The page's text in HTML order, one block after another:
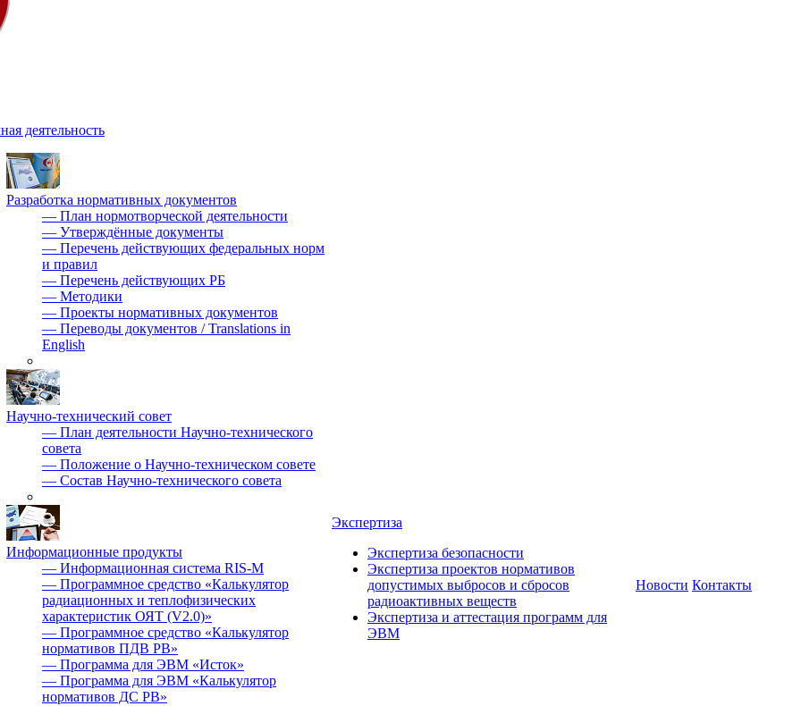
деятельность
Разработка нормативных документов
— План нормотворческой деятельности
— Утверждённые документы
— Перечень действующих федеральных норм
и правил
— Перечень действующих РБ
— Методики
— Проекты нормативных документов
— Переводы документов / Translations in
English
Научно-технический совет
— План деятельности Научно-технического
совета
— Положение о Научно-техническом совете
— Состав Научно-технического совета
Информационные продукты
— Информационная система RIS-M
— Программное средство «Калькулятор
радиационных и теплофизических
характеристик ОЯТ (V2.0)»
— Программное средство «Калькулятор
нормативов ПДВ РВ»
— Программа для ЭВМ «Исток»
— Программа для ЭВМ «Калькулятор
нормативов ДС РВ»
Экспертиза
Экспертиза безопасности
Экспертиза проектов нормативов
допустимых выбросов и сбросов
радиоактивных веществ
Экспертиза и аттестация программ для
ЭВМ
Новости Контакты